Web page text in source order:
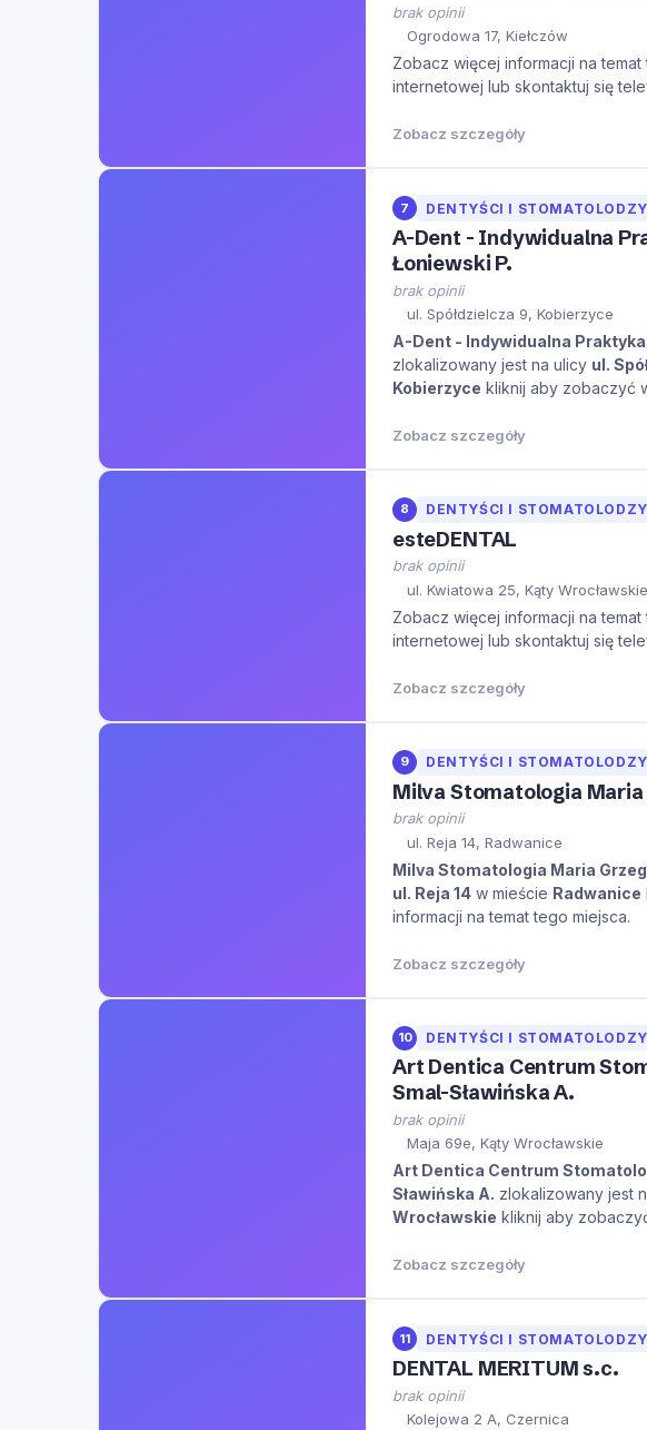
brak opinii
Ogrodowa 17, Kiełczów
Zobacz więcej informacji na
internetowej lub skontaktuj się
Zobacz szczegóły
7 DENTYŚCI I STOMATOLODZY
A-Dent - Indywidualna
Łoniewski P.
brak opinii
ul. Spółdzielcza 9, Kobierzyce
A-Dent - Indywidualna
zlokalizowany jest na ulicy ul.
Kobierzyce kliknij aby zobaczyć
Zobacz szczegóły
8 DENTYŚCI I STOMATOLODZY
esteDENTAL
brak opinii
ul. Kwiatowa 25, Kąty Wrocławskie
Zobacz więcej informacji na
internetowej lub skontaktuj się
Zobacz szczegóły
9 DENTYŚCI I STOMATOLODZY
Milva Stomatologia
brak opinii
ul. Reja 14, Radwanice
Milva Stomatologia Maria
ul. Reja 14 w mieście Radwanice
informacji na temat tego miejsca.
Zobacz szczegóły
10 DENTYŚCI I STOMATOLODZY
Art Dentica Centrum
Smal-Sławińska A.
brak opinii
Maja 69e, Kąty Wrocławskie
Art Dentica Centrum
Sławińska A. zlokalizowany jest
Wrocławskie kliknij aby
Zobacz szczegóły
11 DENTYŚCI I STOMATOLODZY
DENTAL MERITUM s.c.
brak opinii
Kolejowa 2 A, Czernica